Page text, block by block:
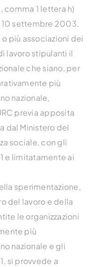
comma 1 lettera h)
settembre 2003,
più associazioni dei
lavoro stipulanti il
che siano, per
più
nazionale,
previa apposita
dal Ministero del
sociale, con gli
e limitatamente ai
sperimentazione,
del lavoro e della
le organizzazioni
più
nazionale e gli
si provvede a